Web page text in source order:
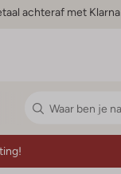
achteraf met Klarna